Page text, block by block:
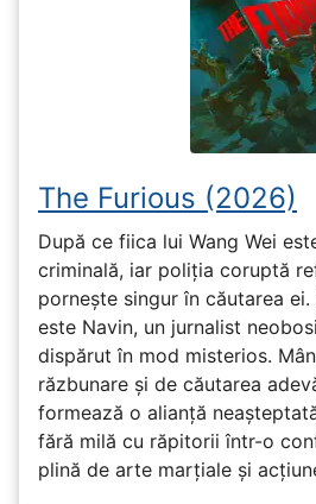
The Furious (2026)
După ce fiica lui Wang Wei
criminală, iar poliția coruptă
pornește singur în căutarea
este Navin, un jurnalist
dispărut în mod misterios.
răzbunare și de căutarea
formează o alianță
fără milă cu răpitorii într-o
plină de arte marțiale și